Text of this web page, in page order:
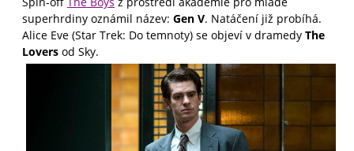
superhrdiny oznámil název: Gen V. Natáčení již probíhá.
Alice Eve (Star Trek: Do temnoty) se objeví v dramedy The
Lovers od Sky.